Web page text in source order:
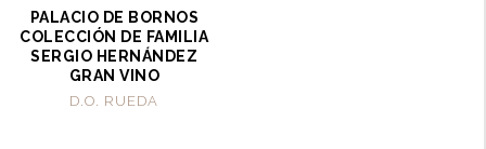
PALACIO DE BORNOS
COLECCIÓN DE FAMILIA
SERGIO HERNÁNDEZ
GRAN VINO
D.O. RUEDA